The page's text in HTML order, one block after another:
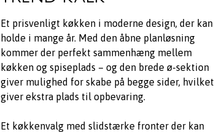
Et prisvenligt køkken i moderne design, der kan
holde i mange år. Med den åbne planløsning
kommer der perfekt sammenhæng mellem
køkken og spiseplads – og den brede ø-sektion
giver mulighed for skabe på begge sider, hvilket
giver ekstra plads til opbevaring.
Et køkkenvalg med slidstærke fronter der kan